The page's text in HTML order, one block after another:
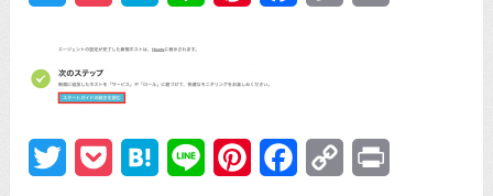
TwitterPocketHatenaLine PinterestFacebook
Copy